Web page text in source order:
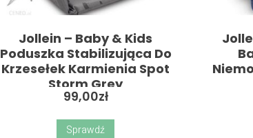
Jollein – Baby & Kids
Poduszka Stabilizująca Do
Krzesełek Karmienia Spot
Storm Grey
99,00zł
Sprawdź